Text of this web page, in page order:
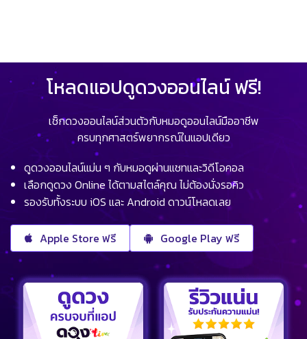
โหลดแอปดูดวงออนไลน์ ฟรี!
เช็กดวงออนไลน์ส่วนตัวกับหมอดูออนไลน์มืออาชีพ
ครบทุกศาสตร์พยากรณ์ในแอปเดียว
ดูดวงออนไลน์แม่น ๆ กับหมอดูผ่านแชทและวิดีโอคอล
เลือกดูดวง Online ได้ตามสไตล์คุณ ไม่ต้องนั่งรอคิว
รองรับทั้งระบบ iOS และ Android ดาวน์โหลดเลย
Apple Store ฟรี Google Play ฟรี